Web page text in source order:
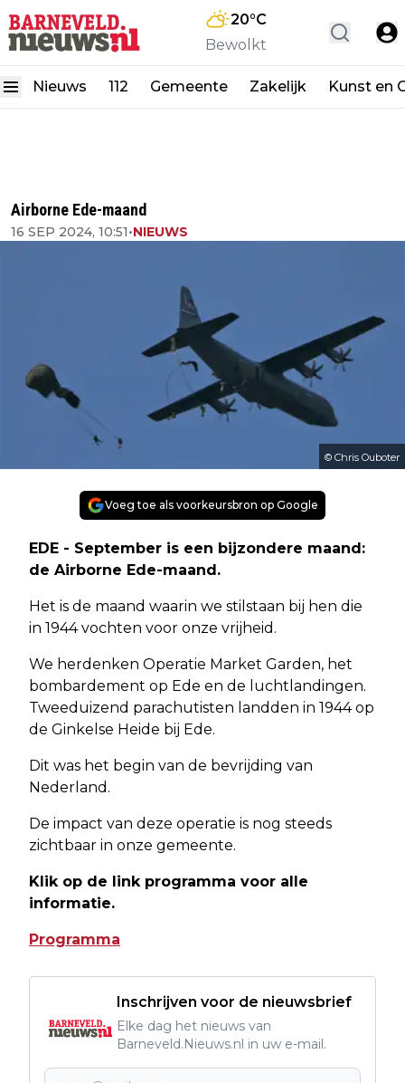
20°C
Bewolkt
Nieuws 112 Gemeente Zakelijk Kunst en
Airborne Ede-maand
16 SEP 2024, 10:51•NIEUWS
© Chris Ouboter
Voeg toe als voorkeursbron op Google
EDE - September is een bijzondere maand:
de Airborne Ede-maand.
Het is de maand waarin we stilstaan bij hen die
in 1944 vochten voor onze vrijheid.
We herdenken Operatie Market Garden, het
bombardement op Ede en de luchtlandingen.
Tweeduizend parachutisten landden in 1944 op
de Ginkelse Heide bij Ede.
Dit was het begin van de bevrijding van
Nederland.
De impact van deze operatie is nog steeds
zichtbaar in onze gemeente.
Klik op de link programma voor alle
informatie.
Programma
Inschrijven voor de nieuwsbrief
Elke dag het nieuws van
Barneveld.Nieuws.nl in uw e-mail.